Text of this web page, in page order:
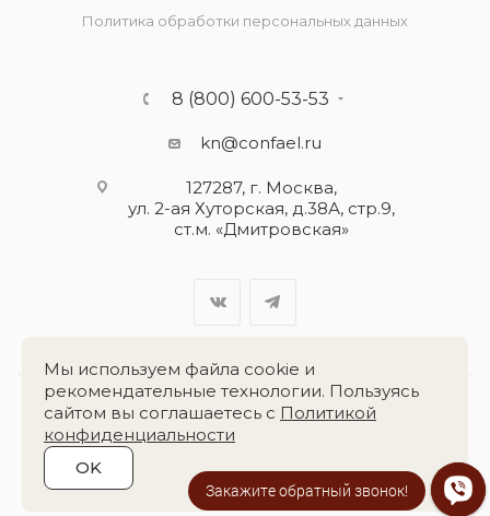
Политика обработки персональных данных
8 (800) 600-53-53
kn@confael.ru
127287, г. Москва,
ул. 2-ая Хуторская, д.38А, стр.9,
ст.м. «Дмитровская»
Разработка сайта:
2026 © Группа компаний«Конфаэль»
Мы используем файла cookie и
рекомендательные технологии. Пользуясь
сайтом вы соглашаетесь с Политикой
конфиденциальности
OK
Закажите обратный звонок!